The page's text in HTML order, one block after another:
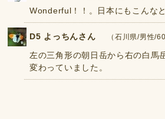
Wonderful！！。日本にもこんな
D5 よっちんさん （石川県/男性
左の三角形の朝日岳から右の白馬
変わっていました。